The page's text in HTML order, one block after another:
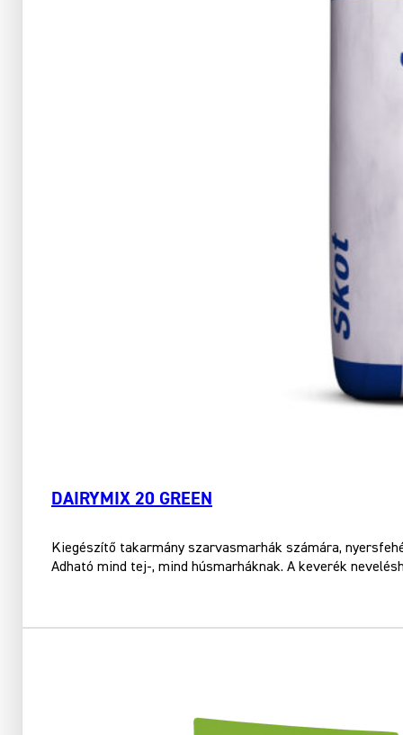
DAIRYMIX 20 GREEN
Kiegészítő takarmány szarvasmarhák számára,
Adható mind tej-, mind húsmarháknak. A keverék